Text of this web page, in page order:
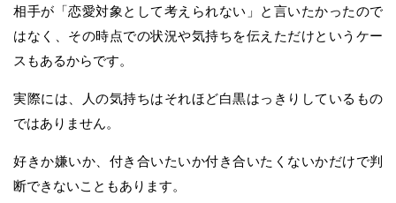
相手が「恋愛対象として考えられない」と言いたかったので
はなく、その時点での状況や気持ちを伝えただけというケー
スもあるからです。
実際には、人の気持ちはそれほど白黒はっきりしているもの
ではありません。
好きか嫌いか、付き合いたいか付き合いたくないかだけで判
断できないこともあります。